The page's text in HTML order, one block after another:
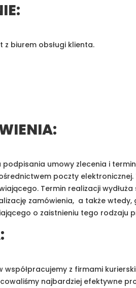
z biurem obsługi klienta.
umowy zlecenia i
poczty
Termin realizacji
zamówienia, a także wtedy,
o zaistnieniu tego rodzaju
z firmami
najbardziej efektywne